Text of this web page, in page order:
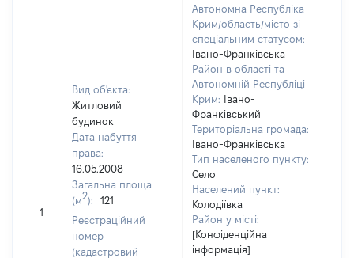
1
Вид об'єкта:
Житловий
будинок
Дата набуття
права:
16.05.2008
Загальна площа
(м2):
121
Реєстраційний
номер
(кадастровий
Автономна Республіка
Крим/область/місто зі
спеціальним статусом:
Івано-Франківська
Район в області та
Автономній Республіці
Крим:
Івано-
Франківський
Територіальна громада:
Івано-Франківська
Тип населеного пункту:
Село
Населений пункт:
Колодіївка
Район у місті:
[Конфіденційна
інформація]